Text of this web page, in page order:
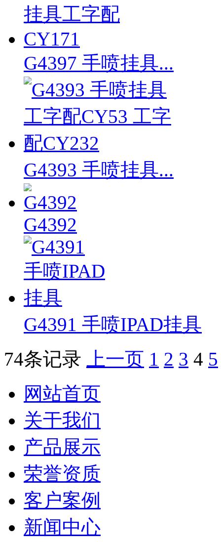
G4397 手喷挂具...
G4393 手喷挂具...
G4392
G4391 手喷IPAD挂具
74条记录
上一页 1 2 3 4 5
网站首页
关于我们
产品展示
荣誉资质
客户案例
新闻中心